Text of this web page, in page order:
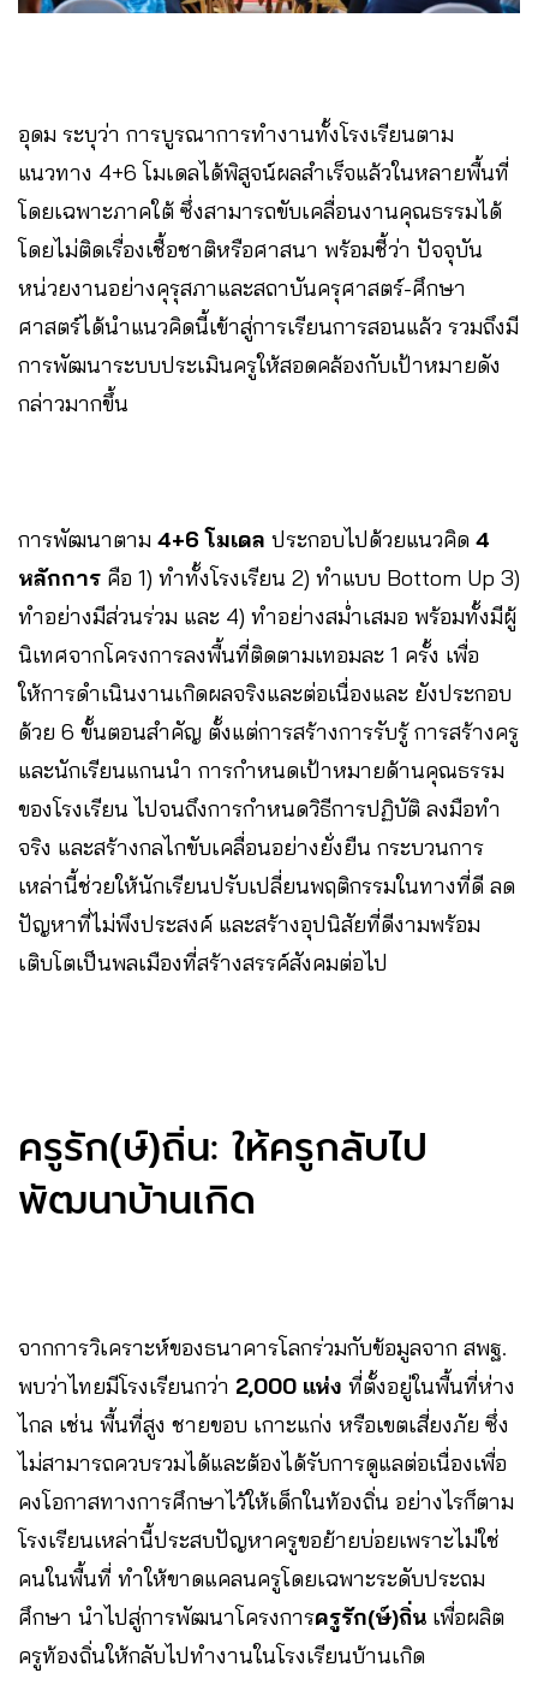
อุดม ระบุว่า การบูรณาการทำงานทั้งโรงเรียนตาม
แนวทาง 4+6 โมเดลได้พิสูจน์ผลสำเร็จแล้วในหลายพื้นที่
โดยเฉพาะภาคใต้ ซึ่งสามารถขับเคลื่อนงานคุณธรรมได้
โดยไม่ติดเรื่องเชื้อชาติหรือศาสนา พร้อมชี้ว่า ปัจจุบัน
หน่วยงานอย่างคุรุสภาและสถาบันครุศาสตร์-ศึกษา
ศาสตร์ได้นำแนวคิดนี้เข้าสู่การเรียนการสอนแล้ว รวมถึงมี
การพัฒนาระบบประเมินครูให้สอดคล้องกับเป้าหมายดัง
กล่าวมากขึ้น
การพัฒนาตาม 4+6 โมเดล ประกอบไปด้วยแนวคิด 4
หลักการ คือ 1) ทำทั้งโรงเรียน 2) ทำแบบ Bottom Up 3)
ทำอย่างมีส่วนร่วม และ 4) ทำอย่างสม่ำเสมอ พร้อมทั้งมีผู้
นิเทศจากโครงการลงพื้นที่ติดตามเทอมละ 1 ครั้ง เพื่อ
ให้การดำเนินงานเกิดผลจริงและต่อเนื่องและ ยังประกอบ
ด้วย 6 ขั้นตอนสำคัญ ตั้งแต่การสร้างการรับรู้ การสร้างครู
และนักเรียนแกนนำ การกำหนดเป้าหมายด้านคุณธรรม
ของโรงเรียน ไปจนถึงการกำหนดวิธีการปฏิบัติ ลงมือทำ
จริง และสร้างกลไกขับเคลื่อนอย่างยั่งยืน กระบวนการ
เหล่านี้ช่วยให้นักเรียนปรับเปลี่ยนพฤติกรรมในทางที่ดี ลด
ปัญหาที่ไม่พึงประสงค์ และสร้างอุปนิสัยที่ดีงามพร้อม
เติบโตเป็นพลเมืองที่สร้างสรรค์สังคมต่อไป
ครูรัก(ษ์)ถิ่น: ให้ครูกลับไป
พัฒนาบ้านเกิด
จากการวิเคราะห์ของธนาคารโลกร่วมกับข้อมูลจาก สพฐ.
พบว่าไทยมีโรงเรียนกว่า 2,000 แห่ง ที่ตั้งอยู่ในพื้นที่ห่าง
ไกล เช่น พื้นที่สูง ชายขอบ เกาะแก่ง หรือเขตเสี่ยงภัย ซึ่ง
ไม่สามารถควบรวมได้และต้องได้รับการดูแลต่อเนื่องเพื่อ
คงโอกาสทางการศึกษาไว้ให้เด็กในท้องถิ่น อย่างไรก็ตาม
โรงเรียนเหล่านี้ประสบปัญหาครูขอย้ายบ่อยเพราะไม่ใช่
คนในพื้นที่ ทำให้ขาดแคลนครูโดยเฉพาะระดับประถม
ศึกษา นำไปสู่การพัฒนาโครงการครูรัก(ษ์)ถิ่น เพื่อผลิต
ครูท้องถิ่นให้กลับไปทำงานในโรงเรียนบ้านเกิด